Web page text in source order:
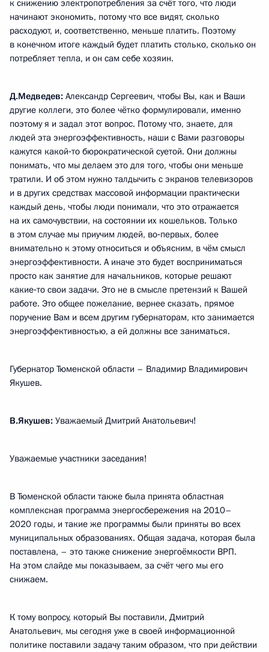
к снижению электропотребления за счёт того, что люди
начинают экономить, потому что все видят, сколько
расходуют, и, соответственно, меньше платить. Поэтому
в конечном итоге каждый будет платить столько, сколько он
потребляет тепла, и он сам себе хозяин.
Д.Медведев: Александр Сергеевич, чтобы Вы, как и Ваши
другие коллеги, это более чётко формулировали, именно
поэтому я и задал этот вопрос. Потому что, знаете, для
людей эта энергоэффективность, наши с Вами разговоры
кажутся какой‑то бюрократической суетой. Они должны
понимать, что мы делаем это для того, чтобы они меньше
тратили. И об этом нужно талдычить с экранов телевизоров
и в других средствах массовой информации практически
каждый день, чтобы люди понимали, что это отражается
на их самочувствии, на состоянии их кошельков. Только
в этом случае мы приучим людей, во‑первых, более
внимательно к этому относиться и объясним, в чём смысл
энергоэффективности. А иначе это будет восприниматься
просто как занятие для начальников, которые решают
какие‑то свои задачи. Это не в смысле претензий к Вашей
работе. Это общее пожелание, вернее сказать, прямое
поручение Вам и всем другим губернаторам, кто занимается
энергоэффективностью, а ей должны все заниматься.
Губернатор Тюменской области – Владимир Владимирович
Якушев.
В.Якушев: Уважаемый Дмитрий Анатольевич!
Уважаемые участники заседания!
В Тюменской области также была принята областная
комплексная программа энергосбережения на 2010–
2020 годы, и такие же программы были приняты во всех
муниципальных образованиях. Общая задача, которая была
поставлена, – это также снижение энергоёмкости ВРП.
На этом слайде мы показываем, за счёт чего мы его
снижаем.
К тому вопросу, который Вы поставили, Дмитрий
Анатольевич, мы сегодня уже в своей информационной
политике поставили задачу таким образом, что при действии